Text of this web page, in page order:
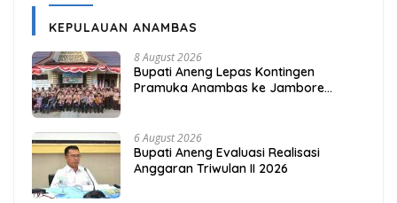
KEPULAUAN ANAMBAS
8 August 2026
Bupati Aneng Lepas Kontingen
Pramuka Anambas ke Jambore
6 August 2026
Bupati Aneng Evaluasi Realisasi
Anggaran Triwulan II 2026